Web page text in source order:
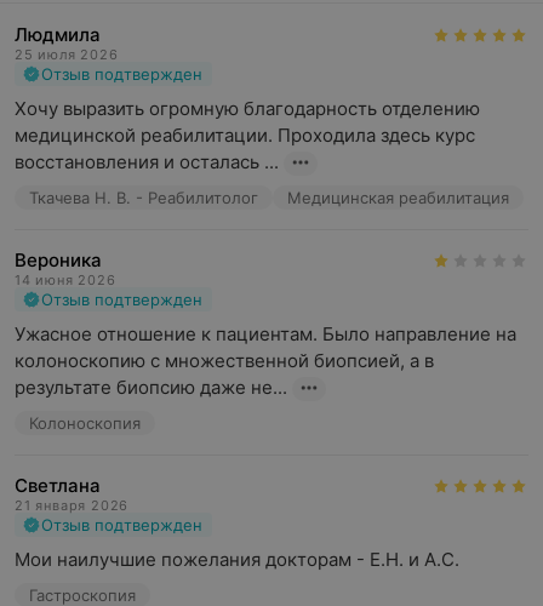
Людмила
25 июля 2026
Отзыв подтвержден
Хочу выразить огромную благодарность отделению
медицинской реабилитации. Проходила здесь курс
восстановления и осталась ...
Ткачева Н. В. - Реабилитолог Медицинская реабилитация
Вероника
14 июня 2026
Отзыв подтвержден
Ужасное отношение к пациентам. Было направление на
колоноскопию с множественной биопсией, а в
результате биопсию даже не...
Колоноскопия
Светлана
21 января 2026
Отзыв подтвержден
Мои наилучшие пожелания докторам - Е.Н. и А.С.
Гастроскопия